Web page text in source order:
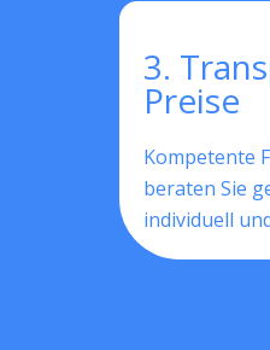
3.
Preise
Kompetente
beraten Sie
individuell